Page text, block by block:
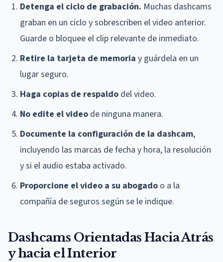
Detenga el ciclo de grabación. Muchas dashcams
graban en un ciclo y sobrescriben el video anterior.
Guarde o bloquee el clip relevante de inmediato.
Retire la tarjeta de memoria y guárdela en un
lugar seguro.
Haga copias de respaldo del video.
No edite el video de ninguna manera.
Documente la configuración de la dashcam,
incluyendo las marcas de fecha y hora, la resolución
y si el audio estaba activado.
Proporcione el video a su abogado o a la
compañía de seguros según se le indique.
Dashcams Orientadas Hacia Atrás
y hacia el Interior